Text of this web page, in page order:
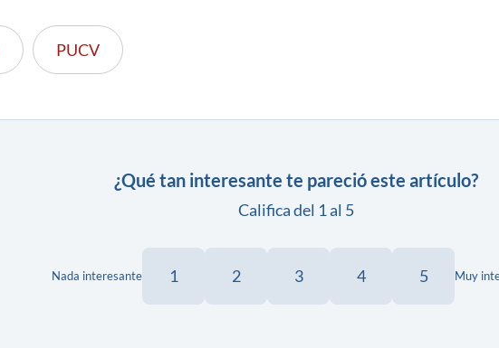
PUCV
¿Qué tan interesante te pareció este artículo?
Califica del 1 al 5
Nada interesante 1 2 3 4 5 Muy